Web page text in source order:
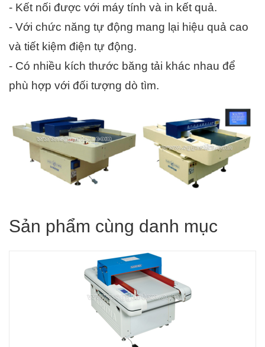
- Kết nối được với máy tính và in kết quả.
- Với chức năng tự động mang lại hiệu quả cao
và tiết kiệm điện tự động.
- Có nhiều kích thước băng tải khác nhau để
phù hợp với đối tượng dò tìm.
Sản phẩm cùng danh mục